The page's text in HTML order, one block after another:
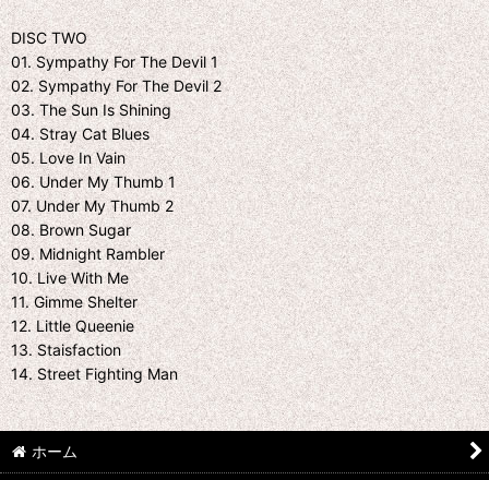
DISC TWO
01. Sympathy For The Devil 1
02. Sympathy For The Devil 2
03. The Sun Is Shining
04. Stray Cat Blues
05. Love In Vain
06. Under My Thumb 1
07. Under My Thumb 2
08. Brown Sugar
09. Midnight Rambler
10. Live With Me
11. Gimme Shelter
12. Little Queenie
13. Staisfaction
14. Street Fighting Man
ホーム